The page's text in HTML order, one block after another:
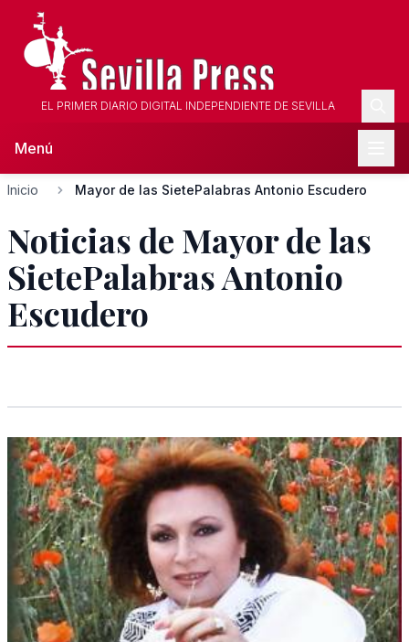
EL PRIMER DIARIO DIGITAL INDEPENDIENTE DE SEVILLA
Menú
Inicio Mayor de las SietePalabras Antonio Escudero
Noticias de Mayor de las
SietePalabras Antonio
Escudero